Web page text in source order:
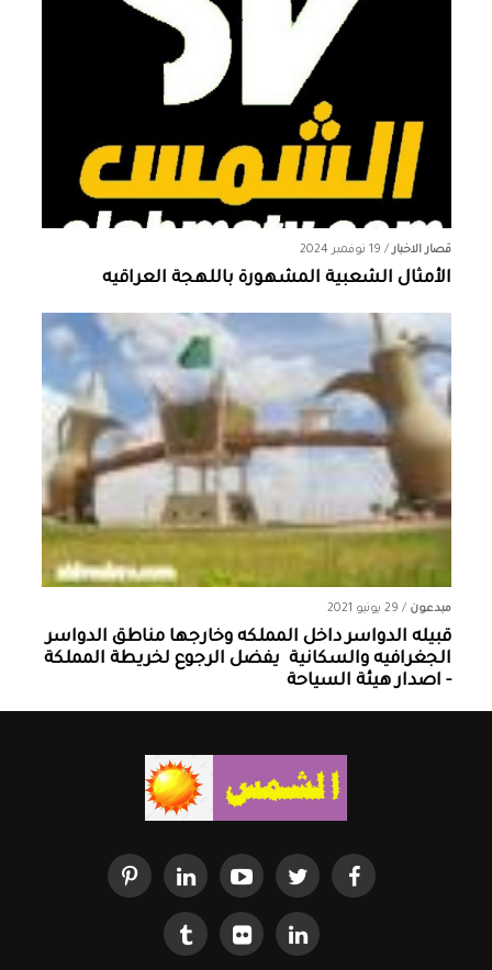
قصار الاخبار/ 19 نوفمبر 2024
الأمثال الشعبية المشهورة باللهجة العراقيه
مبدعون / 29 يونيو 2021
قبيله الدواسر داخل المملكه وخارجها ‏مناطق الدواسر
الجغرافيه والسكانية ‏ يفضل الرجوع لخريطة المملكة
- اصدار هيئة السياحة